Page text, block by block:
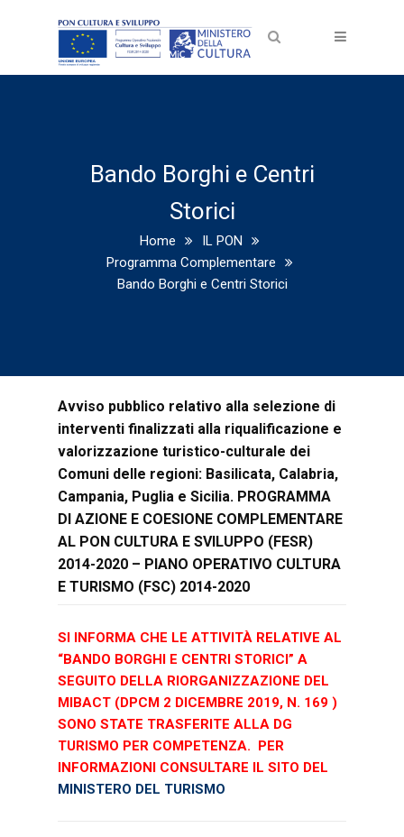
Bando Borghi e Centri
Storici
Home
IL PON
Programma Complementare
Bando Borghi e Centri Storici
Avviso pubblico relativo alla selezione di
interventi finalizzati alla riqualificazione e
valorizzazione turistico-culturale dei
Comuni delle regioni: Basilicata, Calabria,
Campania, Puglia e Sicilia. PROGRAMMA
DI AZIONE E COESIONE COMPLEMENTARE
AL PON CULTURA E SVILUPPO (FESR)
2014-2020 – PIANO OPERATIVO CULTURA
E TURISMO (FSC) 2014-2020
SI INFORMA CHE LE ATTIVITÀ RELATIVE AL
“BANDO BORGHI E CENTRI STORICI” A
SEGUITO DELLA RIORGANIZZAZIONE DEL
MIBACT (DPCM 2 DICEMBRE 2019, N. 169 )
SONO STATE TRASFERITE ALLA DG
TURISMO PER COMPETENZA. PER
INFORMAZIONI CONSULTARE IL SITO DEL
MINISTERO DEL TURISMO